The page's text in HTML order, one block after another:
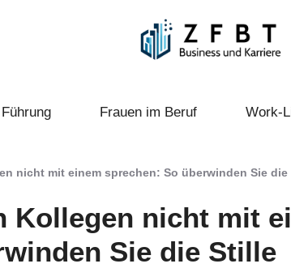
Führung Frauen im Beruf Work-
nicht mit einem sprechen: So überwinden Sie die
Kollegen nicht mit
Sie die Stille